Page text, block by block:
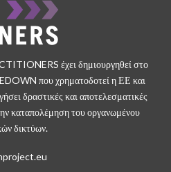
έχει δημιουργηθεί στο
που χρηματοδοτεί η ΕΕ και
δραστικές και αποτελεσματικές
καταπολέμηση του οργανωμένου
δικτύων.